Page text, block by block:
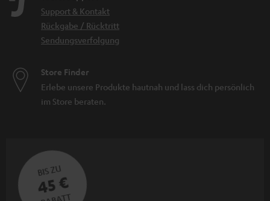
Support & Kontakt
Rückgabe / Rücktritt
Sendungsverfolgung
Store Finder
Erlebe unsere Produkte hautnah und lass dich persönlich
im Store beraten.
BIS ZU
45 €